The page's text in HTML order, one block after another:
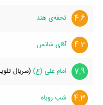
4.6 تحفه‌ی هند
4.2 آقای شانس
7.9 امام علی (ع) (سریال
4.3 شب روباه